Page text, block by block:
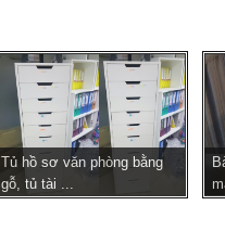
Tủ hồ sơ văn phòng bằng
gỗ, tủ tài ...